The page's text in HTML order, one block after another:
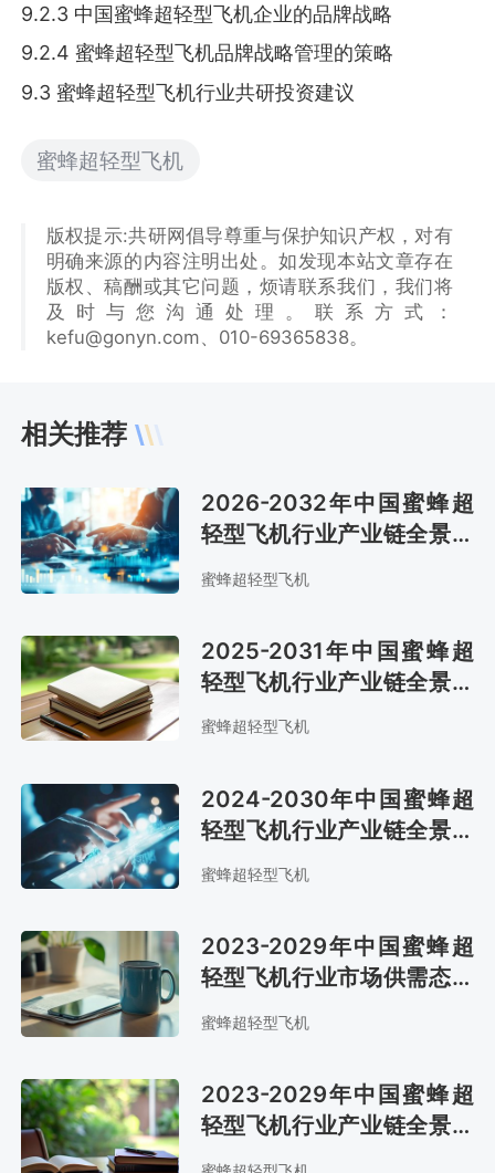
9.2.3 中国蜜蜂超轻型飞机企业的品牌战略
9.2.4 蜜蜂超轻型飞机品牌战略管理的策略
9.3 蜜蜂超轻型飞机行业共研投资建议
蜜蜂超轻型飞机
版权提示:共研网倡导尊重与保护知识产权，对有
明确来源的内容注明出处。如发现本站文章存在
版权、稿酬或其它问题，烦请联系我们，我们将
及时与您沟通处理。联系方式：
kefu@gonyn.com、010-69365838。
相关推荐
2026-2032年中国蜜蜂超
轻型飞机行业产业链全景研
究及市场趋势预测报告
蜜蜂超轻型飞机
2025-2031年中国蜜蜂超
轻型飞机行业产业链全景研
究及市场趋势预测报告
蜜蜂超轻型飞机
2024-2030年中国蜜蜂超
轻型飞机行业产业链全景研
究及市场前景评估报告
蜜蜂超轻型飞机
2023-2029年中国蜜蜂超
轻型飞机行业市场供需态势
及市场趋势预测报告
蜜蜂超轻型飞机
2023-2029年中国蜜蜂超
轻型飞机行业产业链全景研
究及发展战略咨询报告